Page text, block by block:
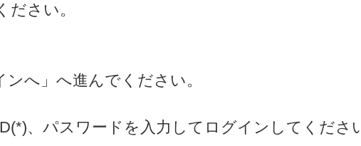
ださい。
へ」へ進んでください。
、パスワードを入力してログインしてくださ